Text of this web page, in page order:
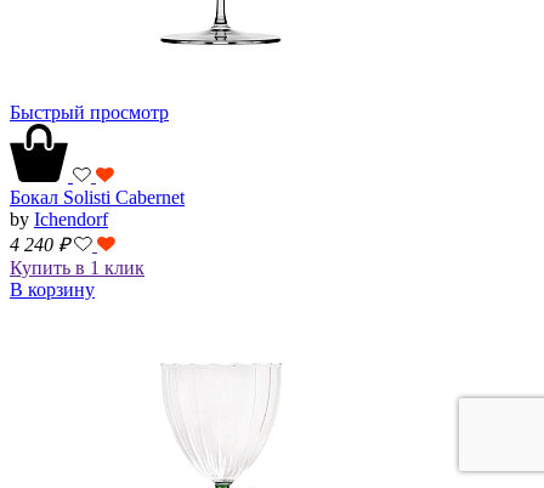
Быстрый просмотр
Бокал Solisti Cabernet
by Ichendorf
4 240 ₽
Купить в 1 клик
В корзину